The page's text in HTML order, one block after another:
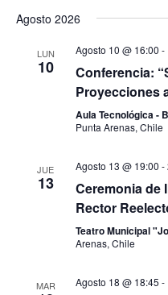
date.
Agosto 2026
LUN
10
Agosto 10 @ 16:00 -
Conferencia:
Proyecciones
Aula Tecnológica -
Punta Arenas, Chile
JUE
13
Agosto 13 @ 19:00 -
Ceremonia de
Rector
Teatro Municipal
Arenas, Chile
MAR Agosto 18 @ 18:45 -